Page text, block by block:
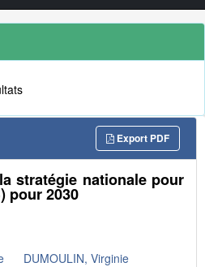
Export PDF
stratégie nationale pour
pour 2030
DUMOULIN, Virginie